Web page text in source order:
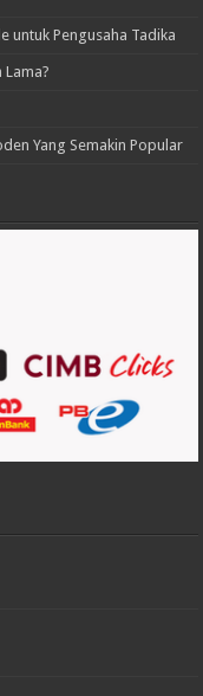
untuk Pengusaha Tadika
Lama?
Yang Semakin Popular